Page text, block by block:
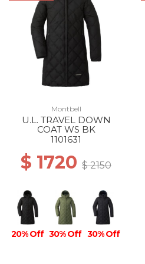
Montbell
U.L. TRAVEL DOWN
COAT WS BK
1101631
$ 1720 $ 2150
20% Off 30% Off 30% Off